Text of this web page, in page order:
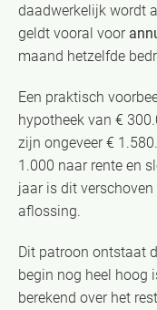
daadwerkelijk wordt
geldt vooral voor
maand hetzelfde
Een praktisch
hypotheek van €
zijn ongeveer €
1.000 naar rente en
jaar is dit
aflossing.
Dit patroon ontstaat
begin nog heel hoog
berekend over het